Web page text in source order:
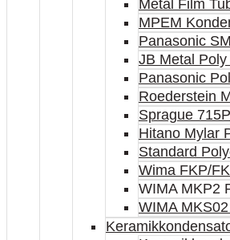
Metal Film
MPEM
Panasonic
JB Metal
Panasonic
Roederstein
Sprague 715P
Hitano Mylar
Standard
Wima FKP/
WIMA MKP2
WIMA